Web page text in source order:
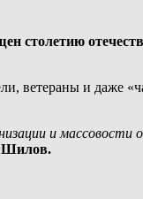
столетию
ветераны и даже
и
Шилов.